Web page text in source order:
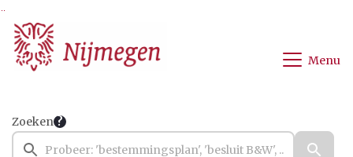
Menu
Zoeken